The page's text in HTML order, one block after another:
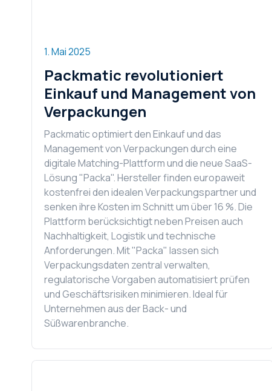
1. Mai 2025
Packmatic revolutioniert
Einkauf und Management von
Verpackungen
Packmatic optimiert den Einkauf und das
Management von Verpackungen durch eine
digitale Matching-Plattform und die neue SaaS-
Lösung "Packa". Hersteller finden europaweit
kostenfrei den idealen Verpackungspartner und
senken ihre Kosten im Schnitt um über 16 %. Die
Plattform berücksichtigt neben Preisen auch
Nachhaltigkeit, Logistik und technische
Anforderungen. Mit "Packa" lassen sich
Verpackungsdaten zentral verwalten,
regulatorische Vorgaben automatisiert prüfen
und Geschäftsrisiken minimieren. Ideal für
Unternehmen aus der Back- und
Süßwarenbranche.